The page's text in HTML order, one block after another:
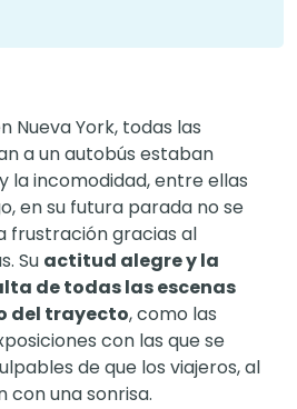
Nueva York, todas las
a un autobús estaban
la incomodidad, entre ellas
en su futura parada no se
frustración gracias al
Su actitud alegre y la
de todas las escenas
del trayecto, como las
con las que se
de que los viajeros, al
con una sonrisa.